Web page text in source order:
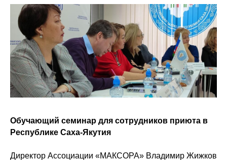
Обучающий семинар для сотрудников приюта в
Республике Саха-Якутия
Директор Ассоциации «МАКСОРА» Владимир Жижков